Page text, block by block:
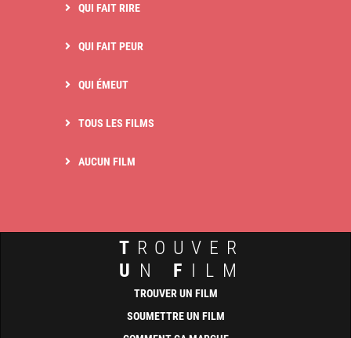
QUI FAIT RIRE
QUI FAIT PEUR
QUI ÉMEUT
TOUS LES FILMS
AUCUN FILM
T ROUVER
U N F ILM
TROUVER UN FILM
SOUMETTRE UN FILM